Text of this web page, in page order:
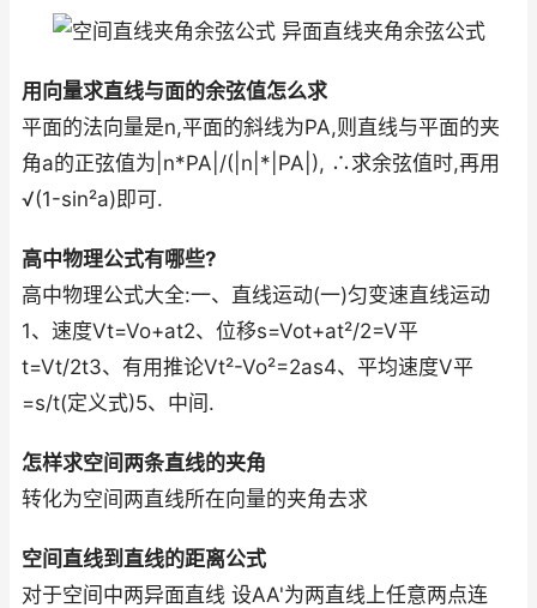
用向量求直线与面的余弦值怎么求
平面的法向量是n,平面的斜线为PA,则直线与平面的夹
角a的正弦值为|n*PA|/(|n|*|PA|), ∴求余弦值时,再用
√(1-sin²a)即可.
高中物理公式有哪些?
高中物理公式大全:一、直线运动(一)匀变速直线运动
1、速度Vt=Vo+at2、位移s=Vot+at²/2=V平
t=Vt/2t3、有用推论Vt²-Vo²=2as4、平均速度V平
=s/t(定义式)5、中间.
怎样求空间两条直线的夹角
转化为空间两直线所在向量的夹角去求
空间直线到直线的距离公式
对于空间中两异面直线 设AA'为两直线上任意两点连